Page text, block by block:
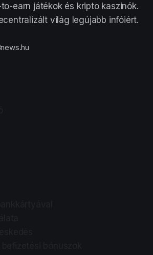
earn játékok és kripto kaszinók.
világ legújabb infóiért.